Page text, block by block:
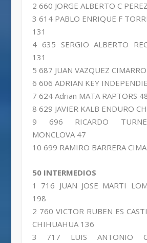
2 660 JORGE ALBERTO C
3 614 PABLO ENRIQUE F
131
4 635 SERGIO ALBERTO
131
5 687 JUAN VAZQUEZ
6 606 ADRIAN KEY
7 624 Adrian MATA RAPTORS
8 629 JAVIER KALB ENDURO
9 696 RICARDO
MONCLOVA 47
10 699 RAMIRO BARRERA
50 INTERMEDIOS
1 716 JUAN JOSE MARTI
198
2 760 VICTOR RUBEN ES
CHIHUAHUA 136
3 717 LUIS ANTONIO